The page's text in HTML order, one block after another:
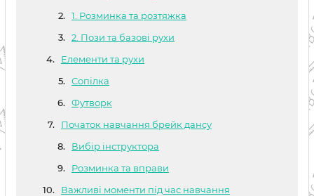
1. Розминка та розтяжка
2. Пози та базові рухи
Елементи та рухи
Сопілка
Футворк
Початок навчання брейк дансу
Вибір інструктора
Розминка та вправи
Важливі моменти під час навчання